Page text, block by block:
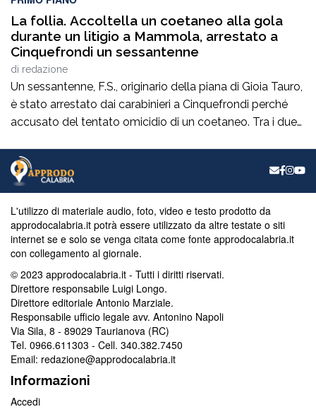
La follia. Accoltella un coetaneo alla gola
durante un litigio a Mammola, arrestato a
Cinquefrondi un sessantenne
di redazione
Un sessantenne, F.S., originario della piana di Gioia Tauro,
è stato arrestato dai carabinieri a Cinquefrondi perché
accusato del tentato omicidio di un coetaneo. Tra i due
nella locride. F.S ha colpito il rivale con un coltello alla
gola ed è fuggito. La vittima è stata soccorsa […]
L'utilizzo di materiale audio, foto, video e testo prodotto da
approdocalabria.it potrà essere utilizzato da altre testate o siti
internet se e solo se venga citata come fonte approdocalabria.it
con collegamento al giornale.
© 2023 approdocalabria.it - Tutti i diritti riservati.
Direttore responsabile Luigi Longo.
Direttore editoriale Antonio Marziale.
Responsabile ufficio legale avv. Antonino Napoli
Via Sila, 8 - 89029 Taurianova (RC)
Tel. 0966.611303 - Cell. 340.382.7450
Email: redazione@approdocalabria.it
Informazioni
Accedi